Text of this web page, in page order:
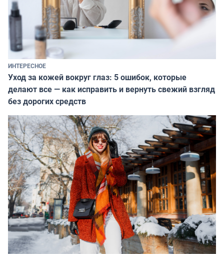
ИНТЕРЕСНОЕ
Уход за кожей вокруг глаз: 5 ошибок, которые
делают все — как исправить и вернуть свежий взгляд
без дорогих средств